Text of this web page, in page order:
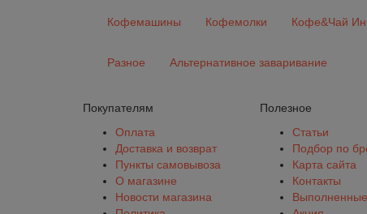
Кофемашины Кофемолки Кофе&Чай
Разное Альтернативное заваривание
Покупателям
Оплата
Доставка и возврат
Пункты самовывоза
О магазине
Новости магазина
Полезное
Статьи
Подбор по
Карта сайта
Контакты